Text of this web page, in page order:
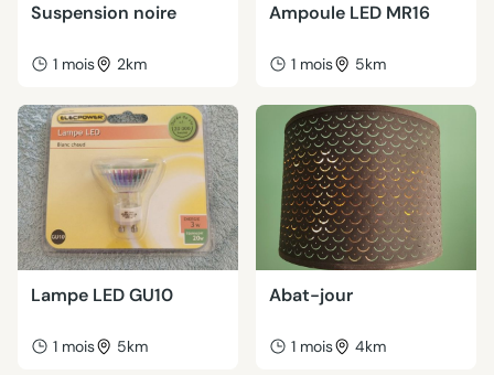
Suspension noire
1 mois 2km
Ampoule LED MR16
1 mois 5km
Lampe LED GU10
1 mois 5km
Abat-jour
1 mois 4km